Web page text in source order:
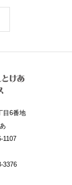
目6番地
1107
3376